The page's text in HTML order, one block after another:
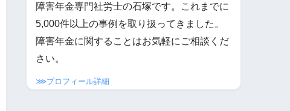
障害年金専門社労士の石塚です。これまでに
5,000件以上の事例を取り扱ってきました。
障害年金に関することはお気軽にご相談くだ
さい。
⋙プロフィール詳細